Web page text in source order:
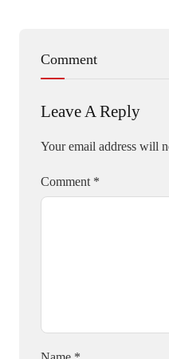
Comment
Leave A Reply
Your email address will
Comment *